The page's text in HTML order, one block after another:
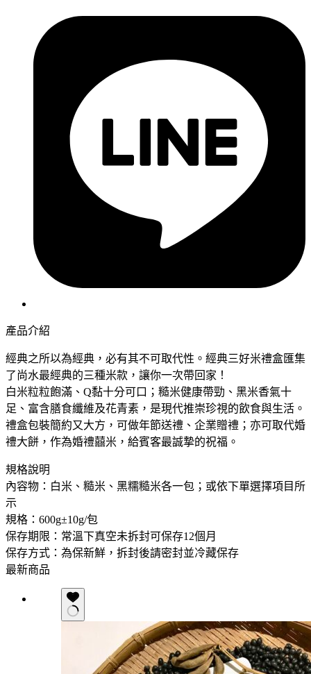
產品介紹
經典之所以為經典，必有其不可取代性。經典三好米禮盒匯集
了尚水最經典的三種米款，讓你一次帶回家！
白米粒粒飽滿、Q黏十分可口；糙米健康帶勁、黑米香氣十
足、富含膳食纖維及花青素，是現代推崇珍視的飲食與生活。
禮盒包裝簡約又大方，可做年節送禮、企業贈禮；亦可取代婚
禮大餅，作為婚禮囍米，給賓客最誠摯的祝福。
規格說明
內容物：白米、糙米、黑糯糙米各一包；或依下單選擇項目所
示
規格：600g±10g/包
保存期限：常溫下真空未拆封可保存12個月
保存方式：為保新鮮，拆封後請密封並冷藏保存
最新商品